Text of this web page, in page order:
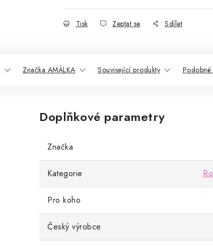
Tisk Zeptat se Sdílet
Značka AMÁLKA Související produkty
Doplňkové parametry
Značka
Kategorie
Pro koho
Český výrobce